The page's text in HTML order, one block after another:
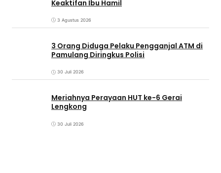
Keaktifan Ibu Hamil
3 Agustus 2026
3 Orang Diduga Pelaku Pengganjal ATM di
Pamulang Diringkus Polisi
30 Juli 2026
Meriahnya Perayaan HUT ke-6 Gerai
Lengkong
30 Juli 2026